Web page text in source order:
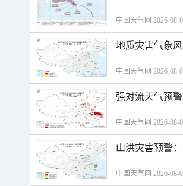
中国天气网 2026-08-
地质灾害气象
中国天气网 2026-08-
强对流天气预
中国天气网 2026-08-
山洪灾害预警
中国天气网 2026-08-